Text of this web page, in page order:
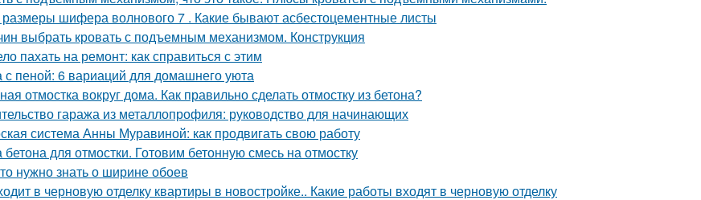
размеры шифера волнового 7 . Какие бывают асбестоцементные листы
выбрать кровать с подъемным механизмом. Конструкция
пахать на ремонт: как справиться с этим
с пеной: 6 вариаций для домашнего уюта
отмостка вокруг дома. Как правильно сделать отмостку из бетона?
гаража из металлопрофиля: руководство для начинающих
система Анны Муравиной: как продвигать свою работу
для отмостки. Готовим бетонную смесь на отмостку
нужно знать о ширине обоев
в черновую отделку квартиры в новостройке.. Какие работы входят в черновую отделку